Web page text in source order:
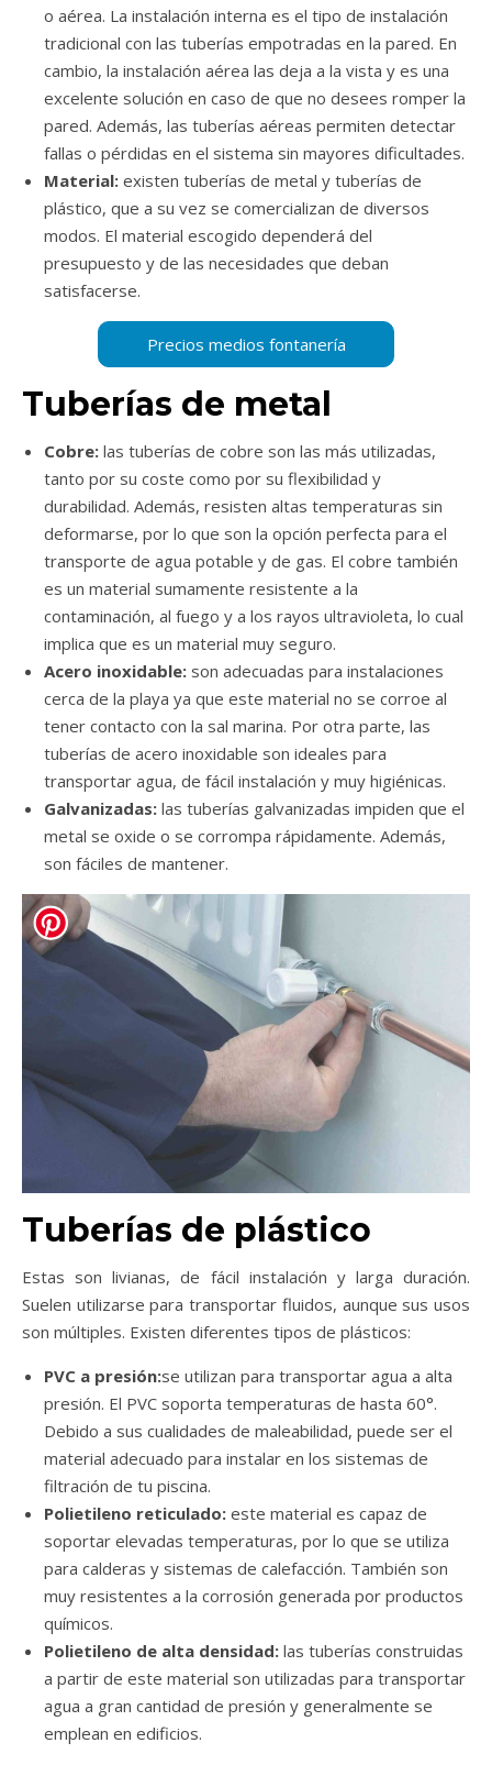
o aérea. La instalación interna es el tipo de instalación
tradicional con las tuberías empotradas en la pared. En
cambio, la instalación aérea las deja a la vista y es una
excelente solución en caso de que no desees romper la
pared. Además, las tuberías aéreas permiten detectar
fallas o pérdidas en el sistema sin mayores dificultades.
Material: existen tuberías de metal y tuberías de
plástico, que a su vez se comercializan de diversos
modos. El material escogido dependerá del
presupuesto y de las necesidades que deban
satisfacerse.
Tuberías de metal
Cobre: las tuberías de cobre son las más utilizadas,
tanto por su coste como por su flexibilidad y
durabilidad. Además, resisten altas temperaturas sin
deformarse, por lo que son la opción perfecta para el
transporte de agua potable y de gas. El cobre también
es un material sumamente resistente a la
contaminación, al fuego y a los rayos ultravioleta, lo cual
implica que es un material muy seguro.
Acero inoxidable: son adecuadas para instalaciones
cerca de la playa ya que este material no se corroe al
tener contacto con la sal marina. Por otra parte, las
tuberías de acero inoxidable son ideales para
transportar agua, de fácil instalación y muy higiénicas.
Galvanizadas: las tuberías galvanizadas impiden que el
metal se oxide o se corrompa rápidamente. Además,
son fáciles de mantener.
Tuberías de plástico
Estas son livianas, de fácil instalación y larga duración.
Suelen utilizarse para transportar fluidos, aunque sus usos
son múltiples. Existen diferentes tipos de plásticos:
PVC a presión:se utilizan para transportar agua a alta
presión. El PVC soporta temperaturas de hasta 60°.
Debido a sus cualidades de maleabilidad, puede ser el
material adecuado para instalar en los sistemas de
filtración de tu piscina.
Polietileno reticulado: este material es capaz de
soportar elevadas temperaturas, por lo que se utiliza
para calderas y sistemas de calefacción. También son
muy resistentes a la corrosión generada por productos
químicos.
Polietileno de alta densidad: las tuberías construidas
a partir de este material son utilizadas para transportar
agua a gran cantidad de presión y generalmente se
emplean en edificios.